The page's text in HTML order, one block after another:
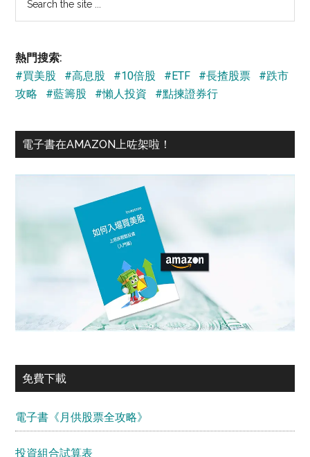
...
熱門搜索:
#買美股
#高息股 #10倍股 #ETF #長揸股票
#跌市
攻略
#藍籌股 #懶人投資 #點揀證券行
電子書在AMAZON上咗架啦！
免費下載
電子書《月供股票全攻略》
投資組合試算表